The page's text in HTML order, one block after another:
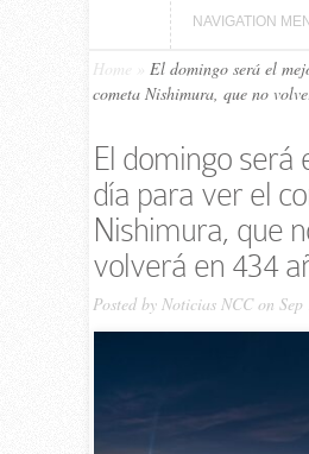
NAVIGATION
Home
El domingo será el
cometa Nishimura, que no
El domingo será
día para ver el
Nishimura, que
volverá en 434
Posted by Noticias NCCon Sep